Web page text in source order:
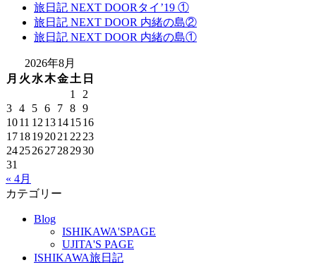
旅日記 NEXT DOORタイ’19 ①
旅日記 NEXT DOOR 内緒の島②
旅日記 NEXT DOOR 内緒の島①
2026年8月
月 火 水木金土 日
1
2
3 4 5 6 7 8 9
1011 12 13141516
1718192021 22 23
24252627282930
31
« 4月
カテゴリー
Blog
ISHIKAWA'SPAGE
UJITA'S PAGE
ISHIKAWA旅日記